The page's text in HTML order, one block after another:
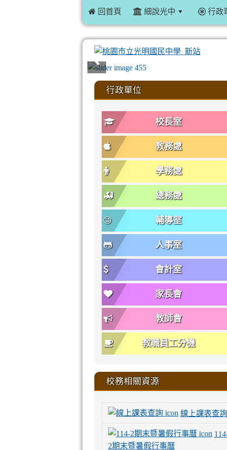
 回首頁 細說光中 行政
::: 行政單位
校長室
教務處
學務處
總務處
輔導室
人事室
會計室
家長會
教師會
教職員工分機
校務相關資源
線上課表查詢
2期末暨暑假行事曆